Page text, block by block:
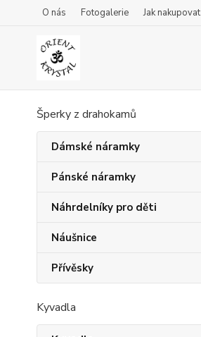
O nás Fotogalerie Jak nakupovat
Šperky z drahokamů
Dámské náramky
Pánské náramky
Náhrdelníky pro děti
Náušnice
Přívěsky
Kyvadla